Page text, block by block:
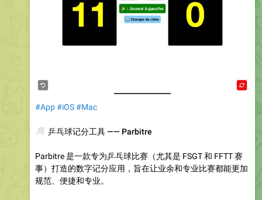
#App#iOS#Mac
乒乓球记分工具 —— Parbitre
Parbitre 是一款专为乒乓球比赛（尤其是 FSGT 和 FFTT 赛
事）打造的数字记分应用，旨在让业余和专业比赛都能更加
规范、便捷和专业。